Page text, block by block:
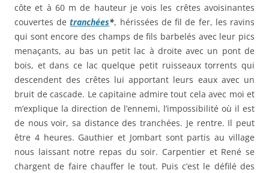
côte et à 60 m de hauteur je vois les crêtes avoisinantes
couvertes detranchées*, hérissées de fil de fer, les ravins
qui sont encore des champs de fils barbelés avec leur pics
menaçants, au bas un petit lac à droite avec un pont de
bois, et dans ce lac quelque petit ruisseaux torrents qui
descendent des crêtes lui apportant leurs eaux avec un
bruit de cascade. Le capitaine admire tout cela avec moi et
m’explique la direction de l’ennemi, l’impossibilité où il est
de nous voir, sa distance des tranchées. Je rentre. Il peut
être 4 heures. Gauthier et Jombart sont partis au village
nous laissant notre repas du soir. Carpentier et René se
chargent de faire chauffer le tout. Puis c’est le défilé des